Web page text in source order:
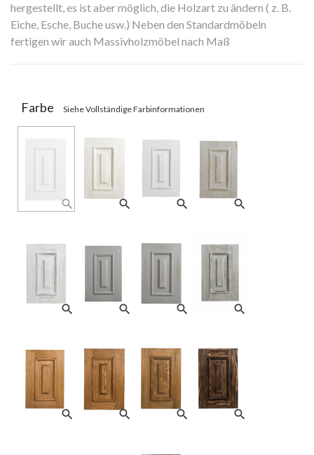
hergestellt, es ist aber möglich, die Holzart zu ändern ( z. B.
Eiche, Esche, Buche usw.) Neben den Standardmöbeln
fertigen wir auch Massivholzmöbel nach Maß
Lieferzeit: 4-6 Wochen
Farbe Siehe Vollständige Farbinformationen
search search search search
search search search search
search search search search